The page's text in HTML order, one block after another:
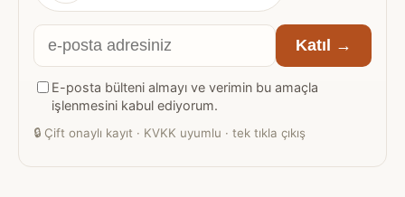
E-
posta
adresiniz
Katıl →
E-posta bülteni almayı ve verimin bu amaçla
işlenmesini kabul ediyorum.
🔒 Çift onaylı kayıt · KVKK uyumlu · tek tıkla çıkış